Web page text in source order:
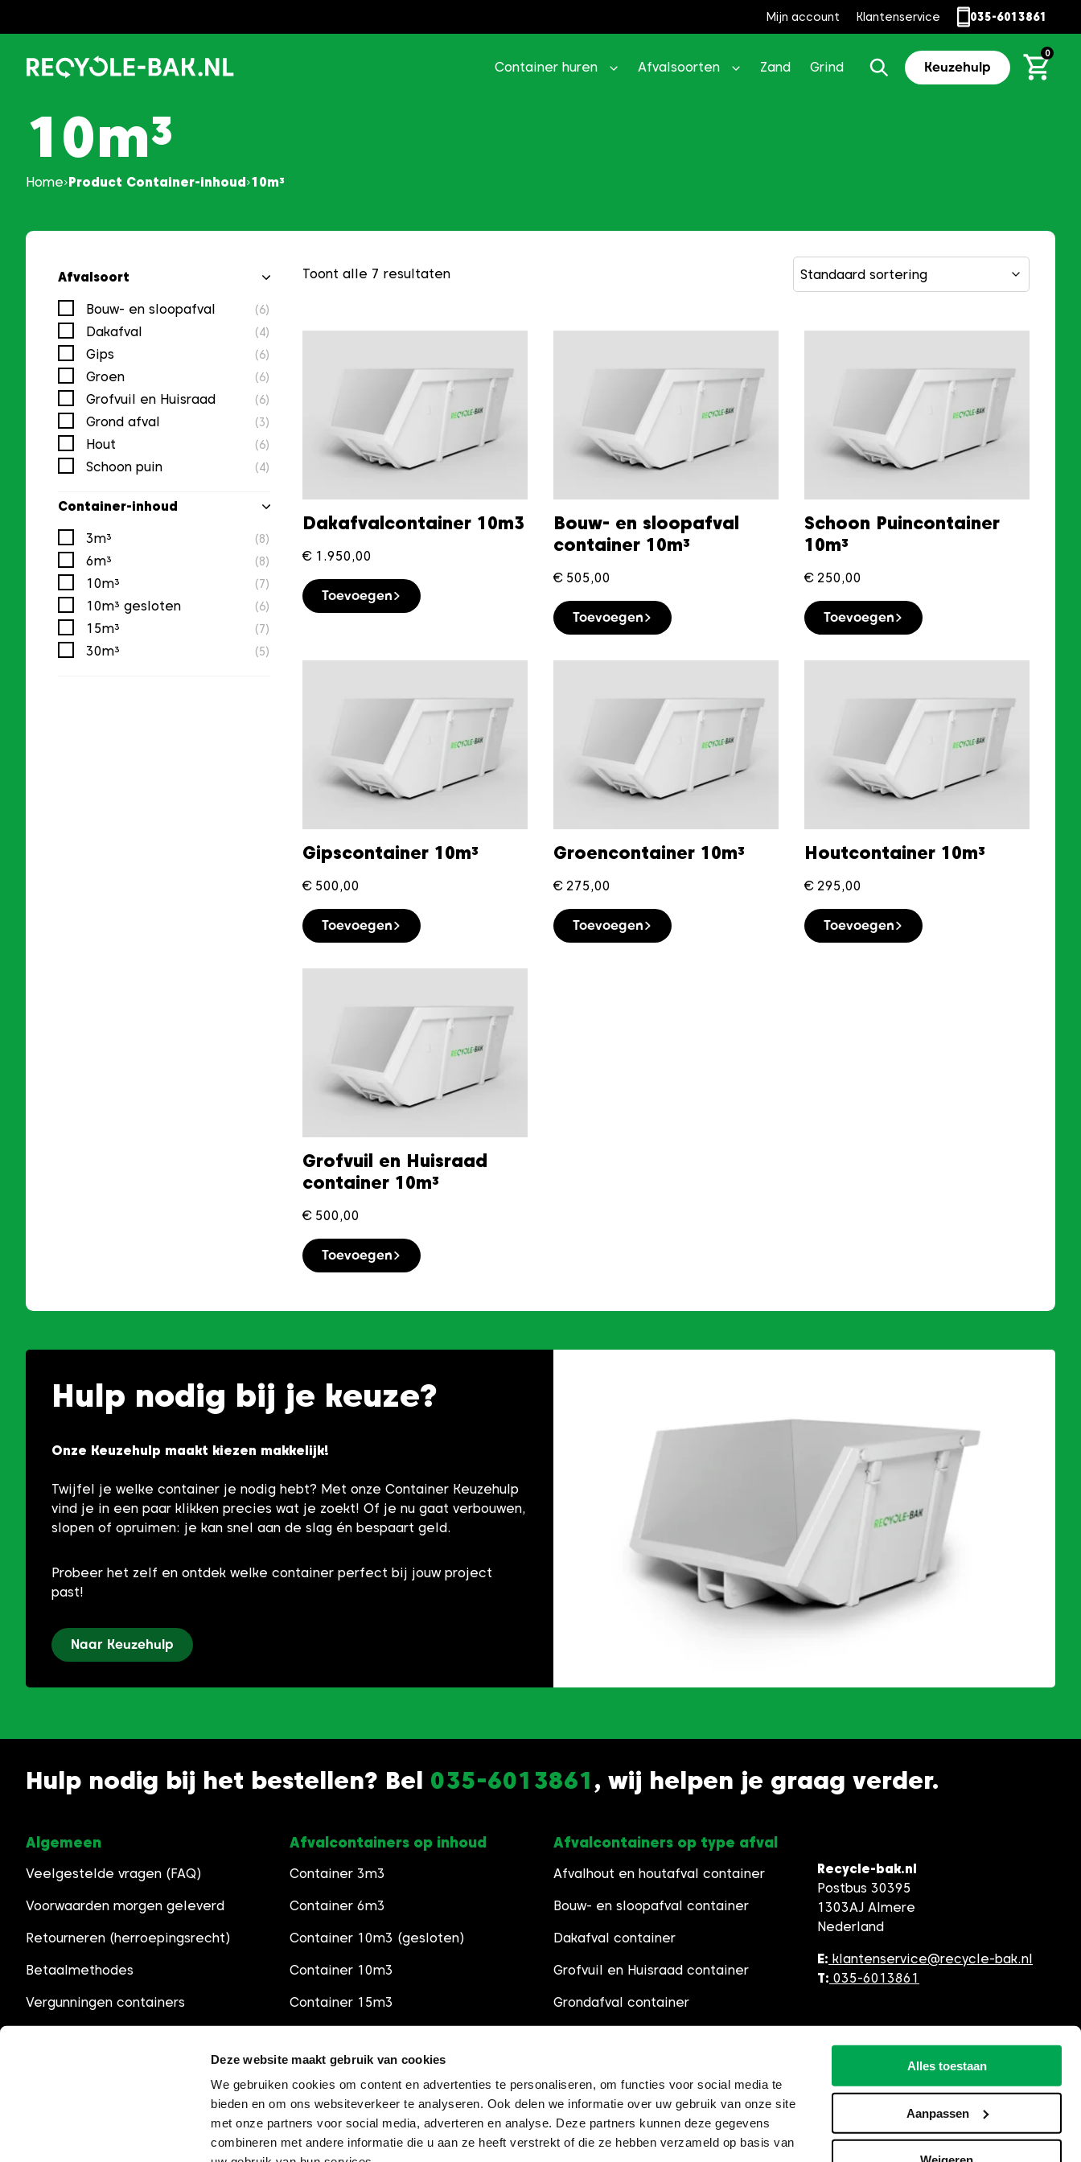
Deze website maakt gebruik van cookies
We gebruiken cookies om content en advertenties te personaliseren, om functies voor social media te
bieden en om ons websiteverkeer te analyseren. Ook delen we informatie over uw gebruik van onze site
met onze partners voor social media, adverteren en analyse. Deze partners kunnen deze gegevens
combineren met andere informatie die u aan ze heeft verstrekt of die ze hebben verzameld op basis van
Alles toestaan
Aanpassen
content
Container huren
Afvalsoorten Zand Grind Keuzehulp
0
Mijn account Klantenservice 035-6013861
10m³
Home Product Container-inhoud 10m³
Afvalsoort
Bouw- en sloopafval (6)
Dakafval (4)
Gips (6)
Groen (6)
Grofvuil en Huisraad (6)
Grond afval (3)
Hout (6)
Schoon puin (4)
Container-inhoud
3m³ (8)
6m³ (8)
10m³ (7)
10m³ gesloten (6)
15m³ (7)
30m³ (5)
Toont alle 7 resultaten
Dakafvalcontainer 10m3
€ 1.950,00
Toevoegen
Bouw- en sloopafval
container 10m³
€ 505,00
Toevoegen
Schoon Puincontainer
10m³
€ 250,00
Toevoegen
Gipscontainer 10m³
€ 500,00
Toevoegen
Groencontainer 10m³
€ 275,00
Toevoegen
Houtcontainer 10m³
€ 295,00
Toevoegen
Grofvuil en Huisraad
container 10m³
€ 500,00
Toevoegen
Hulp nodig bij je keuze?
Onze Keuzehulp maakt kiezen makkelijk!
Twijfel je welke container je nodig hebt? Met onze Container Keuzehulp
vind je in een paar klikken precies wat je zoekt! Of je nu gaat verbouwen,
slopen of opruimen: je kan snel aan de slag én bespaart geld.
Probeer het zelf en ontdek welke container perfect bij jouw project
past!
Naar Keuzehulp
Hulp nodig bij het bestellen? Bel 035-6013861, wij helpen je graag verder.
Algemeen
Veelgestelde vragen (FAQ)
Voorwaarden morgen geleverd
Retourneren (herroepingsrecht)
Betaalmethodes
Vergunningen containers
Afvalcontainers op inhoud
Container 3m3
Container 6m3
Container 10m3 (gesloten)
Container 10m3
Container 15m3
Afvalcontainers op type afval
Afvalhout en houtafval container
Bouw- en sloopafval container
Dakafval container
Grofvuil en Huisraad container
Grondafval container
Grindsoorten
Zandsoorten
Recycle-bak.nl
Postbus 30395
1303AJ Almere
Nederland
E: klantenservice@recycle-bak.nl
T: 035-6013861